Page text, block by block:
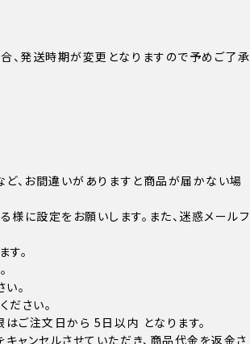
、発送時期が変更となりますので予めご了承
、お間違いがありますと商品が届かない場
設定をお願いします。また、迷惑メールフ
。
。
さい。
ご注文日から 5日以内 となります。
ャンセルさせていただき、商品代金を返金さ